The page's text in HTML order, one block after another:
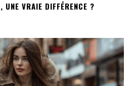
UNE VRAIE DIFFÉRENCE ?